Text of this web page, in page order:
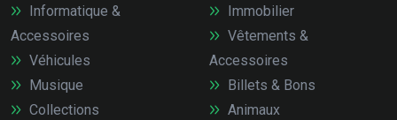
Informatique &
Accessoires
Véhicules
Immobilier
Vêtements &
Accessoires
Musique
Collections
Billets & Bons
Animaux